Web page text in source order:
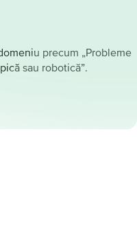
precum „Probleme
sau robotică”.